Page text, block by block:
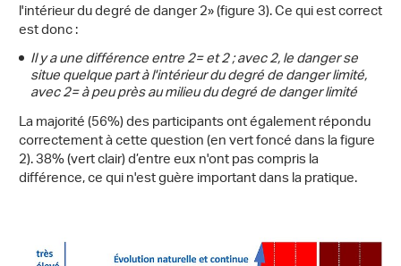
l'intérieur du degré de danger 2» (figure 3). Ce qui est correct
est donc :
Il y a une différence entre 2= et 2 ; avec 2, le danger se
situe quelque part à l'intérieur du degré de danger limité,
avec 2= à peu près au milieu du degré de danger limité
La majorité (56%) des participants ont également répondu
correctement à cette question (en vert foncé dans la figure
2). 38% (vert clair) d’entre eux n'ont pas compris la
différence, ce qui n'est guère important dans la pratique.